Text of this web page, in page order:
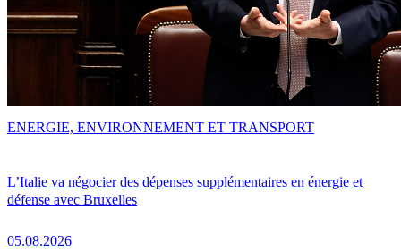
L’Italie va négocier des dépenses supplémentaires en énergie et
défense avec Bruxelles
05.08.2026
ENERGIE, ENVIRONNEMENT ET TRANSPORT